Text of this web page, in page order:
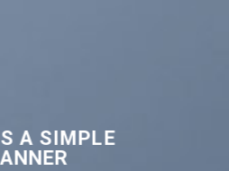
A SIMPLE